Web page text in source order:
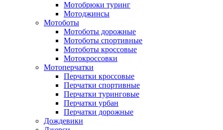
Мотобрюки туринг
Мотоджинсы
Мотоботы
Мотоботы дорожные
Мотоботы спортивные
Мотоботы кроссовые
Мотокроссовки
Мотоперчатки
Перчатки кроссовые
Перчатки спортивные
Перчатки туринговые
Перчатки урбан
Перчатки дорожные
Дождевики